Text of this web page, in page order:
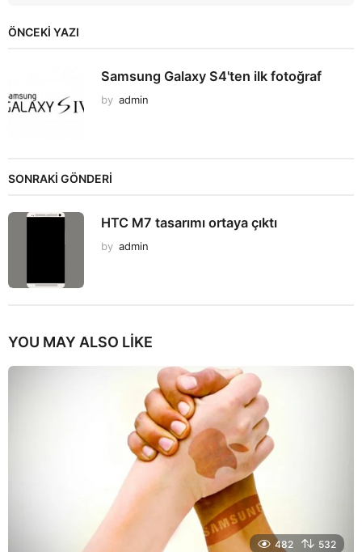
ÖNCEKI YAZI
Samsung Galaxy S4'ten ilk fotoğraf
by admin
SONRAKİ GÖNDERİ
HTC M7 tasarımı ortaya çıktı
by admin
YOU MAY ALSO LIKE
482 532